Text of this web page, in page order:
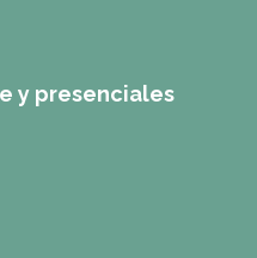
y presenciales